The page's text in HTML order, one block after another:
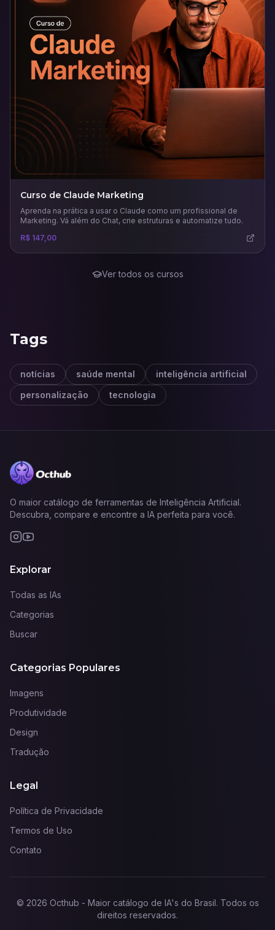
Curso de Claude Marketing
Aprenda na prática a usar o Claude como um profissional de
Marketing. Vá além do Chat, crie estruturas e automatize tudo.
R$ 147,00
Ver todos os cursos
Tags
notícias saúde mental
inteligência artificial
personalização
tecnologia
O maior catálogo de ferramentas de Inteligência Artificial.
Descubra, compare e encontre a IA perfeita para você.
Explorar
Todas as IAs
Categorias
Buscar
Categorias Populares
Imagens
Produtividade
Design
Tradução
Legal
Política de Privacidade
Termos de Uso
Contato
© 2026 Octhub - Maior catálogo de IA's do Brasil. Todos os
direitos reservados.